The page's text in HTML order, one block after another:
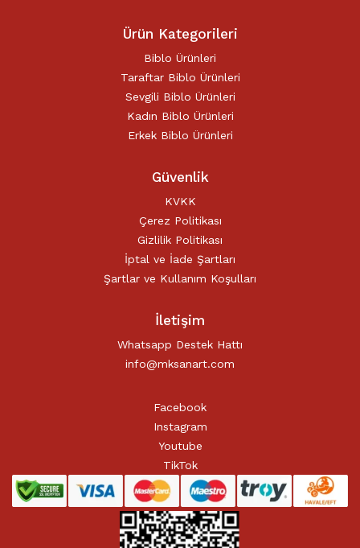
Ürün Kategorileri
Biblo Ürünleri
Taraftar Biblo Ürünleri
Sevgili Biblo Ürünleri
Kadın Biblo Ürünleri
Erkek Biblo Ürünleri
Güvenlik
KVKK
Çerez Politikası
Gizlilik Politikası
İptal ve İade Şartları
Şartlar ve Kullanım Koşulları
İletişim
Whatsapp Destek Hattı
info@mksanart.com
Facebook
Instagram
Youtube
TikTok